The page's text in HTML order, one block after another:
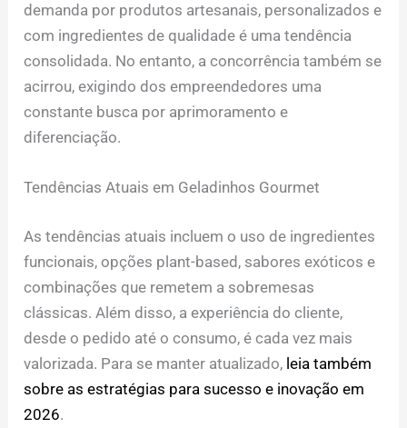
demanda por produtos artesanais, personalizados e
com ingredientes de qualidade é uma tendência
consolidada. No entanto, a concorrência também se
acirrou, exigindo dos empreendedores uma
constante busca por aprimoramento e
diferenciação.
Tendências Atuais em Geladinhos Gourmet
As tendências atuais incluem o uso de ingredientes
funcionais, opções plant-based, sabores exóticos e
combinações que remetem a sobremesas
clássicas. Além disso, a experiência do cliente,
desde o pedido até o consumo, é cada vez mais
valorizada. Para se manter atualizado, leia também
sobre as estratégias para sucesso e inovação em
2026.